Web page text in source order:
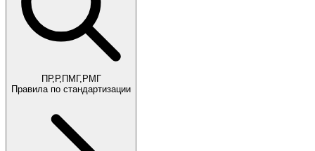
ПР,Р,ПМГ,РМГ
Правила по стандартизации